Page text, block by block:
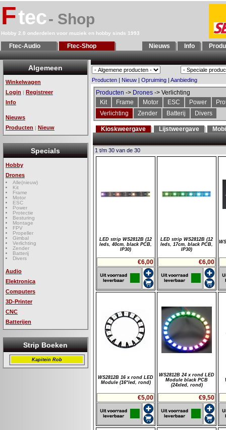
Ftec- Shop
Hobby 2.0 onderdelen voor muziek en hobby sinds 1993
Ftec-Audio Ftec-Shop Nieuws Info
Algemeen
Winkelwagen
Login | Registreer
Info
Nieuws
Producten | Nieuw
Specials
Hobby
Drones
Alle(nieuw)
Kit
Frame
Motor
ESC
Power
Protectie
Besturing
Montage
FPV
Propeller
Gimbal
Verlichting
Zender
Batterij
Divers
Audio
Elektronica
Computers
3D-Printer
CNC
Batterijen
Strip Boeken
Kapitein Rob
Producten | Nieuw | Opruiming | Aanbieding
Producten -> Drones -> Verlichting
Kit
Frame Motor ESC Power
Verlichting
Zender Batterij Divers
Kioskweergave Lijstweergave
1 t/m 30 van de 30
LED strip WS2812B (12
leds, 40cm, black PCB,
IP30)
€6,00
LED strip WS2812B (12
leds, 17cm, black PCB,
IP30)
€6,00
WS2812B 16 x rond LED
Module (16*led, rond)
€5,00
WS2812B 24 x rond LED
Module black PCB
(24xled, rond)
€9,50